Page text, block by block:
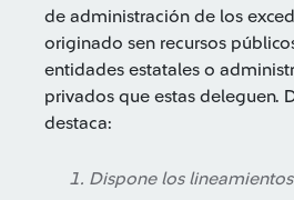
de administración de los
originado sen recursos
entidades estatales o
privados que estas deleguen.
destaca:
Dispone los